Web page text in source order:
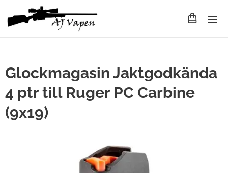
Glockmagasin Jaktgodkända
4 ptr till Ruger PC Carbine
(9x19)